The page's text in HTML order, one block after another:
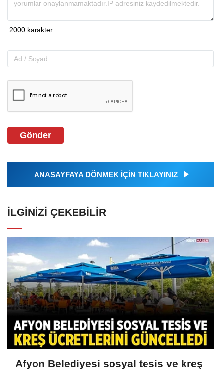
Gönder
ANASAYFAYA DÖNMEK İÇİN TIKLAYINIZ
İLGINIZI ÇEKEBILIR
Afyon Belediyesi sosyal tesis ve kreş